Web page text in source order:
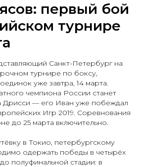
первый бой
турнире
Санкт-Петербург на
турнире по боксу,
уже завтра, 14 марта.
чемпиона России станет
Дрисси — его Иван уже побеждал
Игр 2019. Соревнования
до 25 марта включительно.
в Токио, петербургскому
одержать победы в четырёх
полуфинальной стадии: в